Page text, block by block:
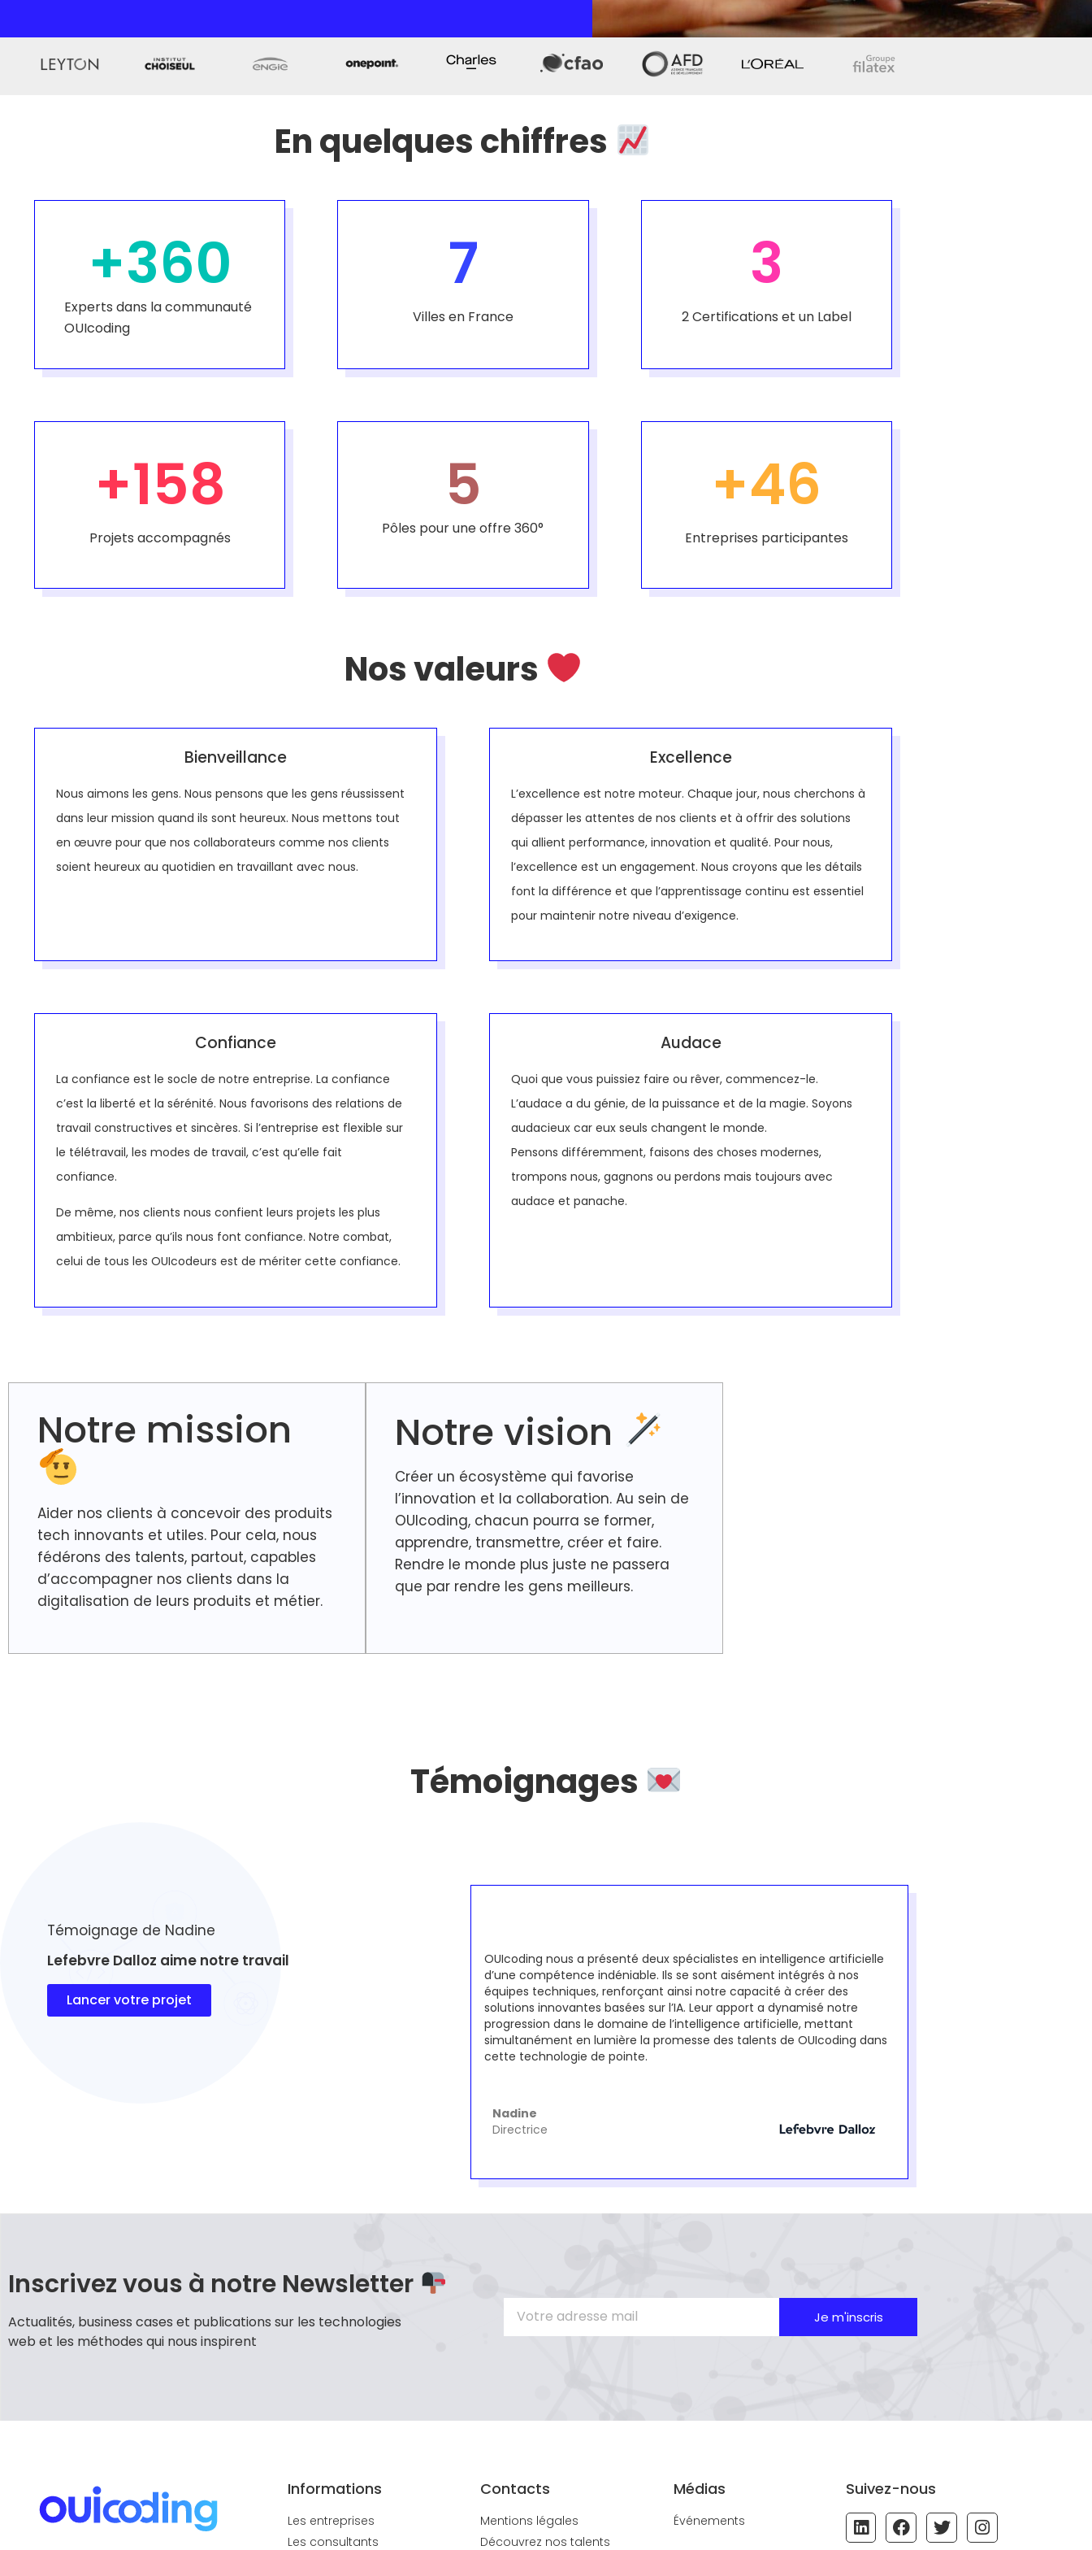
En quelques chiffres
Experts dans la communauté
OUIcoding
+360
Villes en France
7
2 Certifications et un Label
3
Projets accompagnés
+158
Pôles pour une offre 360°
5
Entreprises participantes
+46
Nos valeurs
Bienveillance
Nous aimons les gens. Nous pensons que les gens réussissent
dans leur mission quand ils sont heureux. Nous mettons tout
en œuvre pour que nos collaborateurs comme nos clients
soient heureux au quotidien en travaillant avec nous.
Excellence
L’excellence est notre moteur. Chaque jour, nous cherchons à
dépasser les attentes de nos clients et à offrir des solutions
qui allient performance, innovation et qualité. Pour nous,
l’excellence est un engagement. Nous croyons que les détails
font la différence et que l’apprentissage continu est essentiel
pour maintenir notre niveau d’exigence.
Confiance
La confiance est le socle de notre entreprise. La confiance
c’est la liberté et la sérénité. Nous favorisons des relations de
travail constructives et sincères. Si l’entreprise est flexible sur
le télétravail, les modes de travail, c’est qu’elle fait
confiance.
De même, nos clients nous confient leurs projets les plus
ambitieux, parce qu’ils nous font confiance. Notre combat,
celui de tous les OUIcodeurs est de mériter cette confiance.
Audace
Quoi que vous puissiez faire ou rêver, commencez-le.
L’audace a du génie, de la puissance et de la magie. Soyons
audacieux car eux seuls changent le monde.
Pensons différemment, faisons des choses modernes,
trompons nous, gagnons ou perdons mais toujours avec
audace et panache.
Notre mission
Aider nos clients à concevoir des produits
tech innovants et utiles. Pour cela, nous
fédérons des talents, partout, capables
d’accompagner nos clients dans la
digitalisation de leurs produits et métier.
Notre vision
Créer un écosystème qui favorise
l’innovation et la collaboration. Au sein de
OUIcoding, chacun pourra se former,
apprendre, transmettre, créer et faire.
Rendre le monde plus juste ne passera
que par rendre les gens meilleurs.
Témoignages
Témoignage de Nadine
Lefebvre Dalloz aime notre travail
Lancer votre projet
OUIcoding nous a présenté deux spécialistes en intelligence artificielle
d’une compétence indéniable. Ils se sont aisément intégrés à nos
équipes techniques, renforçant ainsi notre capacité à créer des
solutions innovantes basées sur l’IA. Leur apport a dynamisé notre
progression dans le domaine de l’intelligence artificielle, mettant
simultanément en lumière la promesse des talents de OUIcoding dans
cette technologie de pointe.
Nadine
Directrice
Inscrivez vous à notre Newsletter
Actualités, business cases et publications sur les technologies
web et les méthodes qui nous inspirent
Je m'inscris
Informations
Les entreprises
Les consultants
Contacts
Mentions légales
Découvrez nos talents
Médias
Événements
Suivez-nous